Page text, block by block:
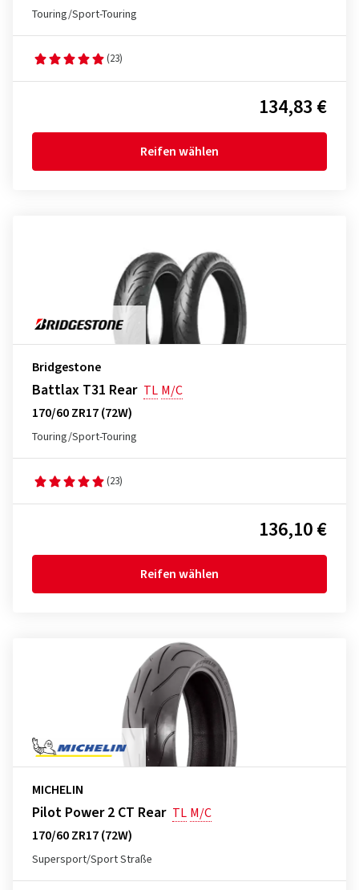
Touring/Sport-Touring
(23)
134,83 €
Reifen wählen
Bridgestone
Battlax T31 Rear TL M/C
170/60 ZR17 (72W)
Touring/Sport-Touring
(23)
136,10 €
Reifen wählen
MICHELIN
Pilot Power 2 CT Rear TL M/C
170/60 ZR17 (72W)
Supersport/Sport Straße